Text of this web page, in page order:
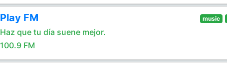
Play FM
Haz que tu día suene mejor.
100.9 FM
music